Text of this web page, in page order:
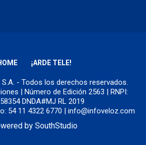
¡ARDE TELE!
- Todos los derechos reservados.
| Número de Edición 2563 | RNPI:
DNDA#MJ RL 2019
54 11 4322 6770 | info@infoveloz.com
by SouthStudio